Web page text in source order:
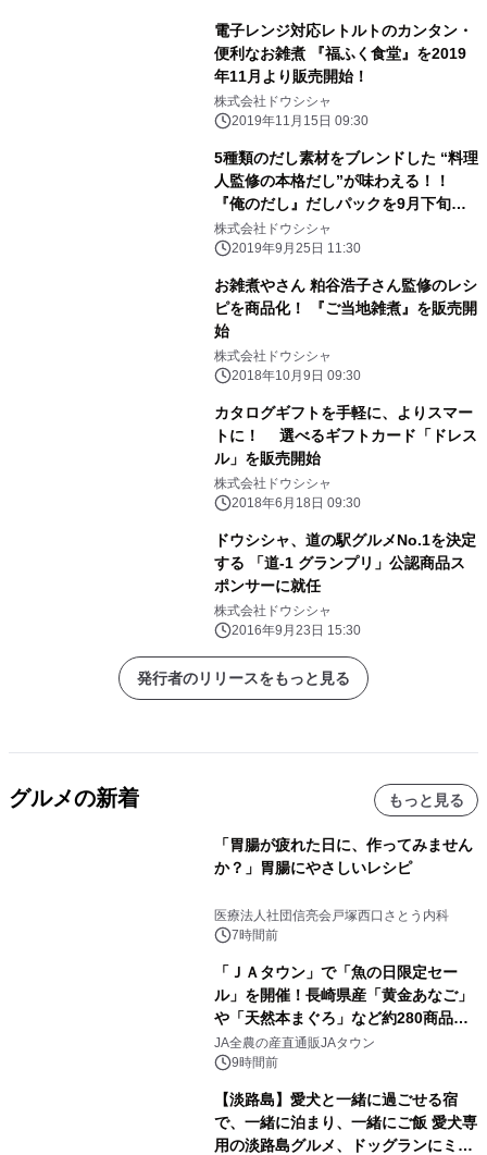
電子レンジ対応レトルトのカンタン・
便利なお雑煮 『福ふく食堂』を2019
年11月より販売開始！
株式会社ドウシシャ
2019年11月15日 09:30
5種類のだし素材をブレンドした “料理
人監修の本格だし”が味わえる！！
『俺のだし』だしパックを9月下旬よ
り販売
株式会社ドウシシャ
2019年9月25日 11:30
お雑煮やさん 粕谷浩子さん監修のレシ
ピを商品化！ 『ご当地雑煮』を販売開
始
株式会社ドウシシャ
2018年10月9日 09:30
カタログギフトを手軽に、よりスマー
トに！ 選べるギフトカード「ドレス
ル」を販売開始
株式会社ドウシシャ
2018年6月18日 09:30
ドウシシャ、道の駅グルメNo.1を決定
する 「道-1 グランプリ」公認商品ス
ポンサーに就任
株式会社ドウシシャ
2016年9月23日 15:30
発行者のリリースをもっと見る
グルメの新着 もっと見る
「胃腸が疲れた日に、作ってみません
か？」胃腸にやさしいレシピ
医療法人社団信亮会戸塚西口さとう内科
7時間前
「ＪＡタウン」で「魚の日限定セー
ル」を開催！長崎県産「黄金あなご」
や「天然本まぐろ」など約280商品を
販売！～毎月１０日の定例企画～
JA全農の産直通販JAタウン
9時間前
【淡路島】愛犬と一緒に過ごせる宿
で、一緒に泊まり、一緒にご飯 愛犬専
用の淡路島グルメ、ドッグランにミニ